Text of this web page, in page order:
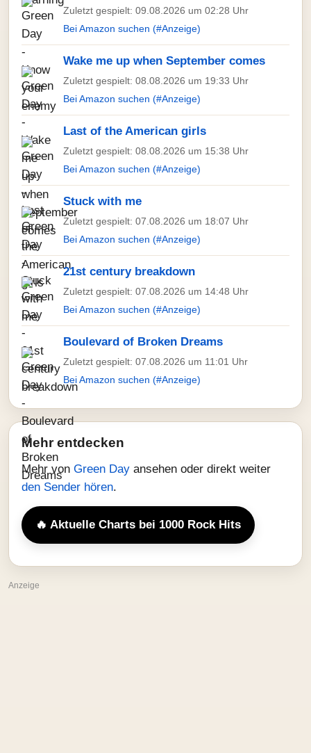
Zuletzt gespielt: 09.08.2026 um 02:28 Uhr
Bei Amazon suchen (#Anzeige)
Wake me up when September comes
Zuletzt gespielt: 08.08.2026 um 19:33 Uhr
Bei Amazon suchen (#Anzeige)
Last of the American girls
Zuletzt gespielt: 08.08.2026 um 15:38 Uhr
Bei Amazon suchen (#Anzeige)
Stuck with me
Zuletzt gespielt: 07.08.2026 um 18:07 Uhr
Bei Amazon suchen (#Anzeige)
21st century breakdown
Zuletzt gespielt: 07.08.2026 um 14:48 Uhr
Bei Amazon suchen (#Anzeige)
Boulevard of Broken Dreams
Zuletzt gespielt: 07.08.2026 um 11:01 Uhr
Bei Amazon suchen (#Anzeige)
Mehr entdecken
Mehr von Green Day ansehen oder direkt weiter
den Sender hören.
🔥 Aktuelle Charts bei 1000 Rock Hits
Anzeige